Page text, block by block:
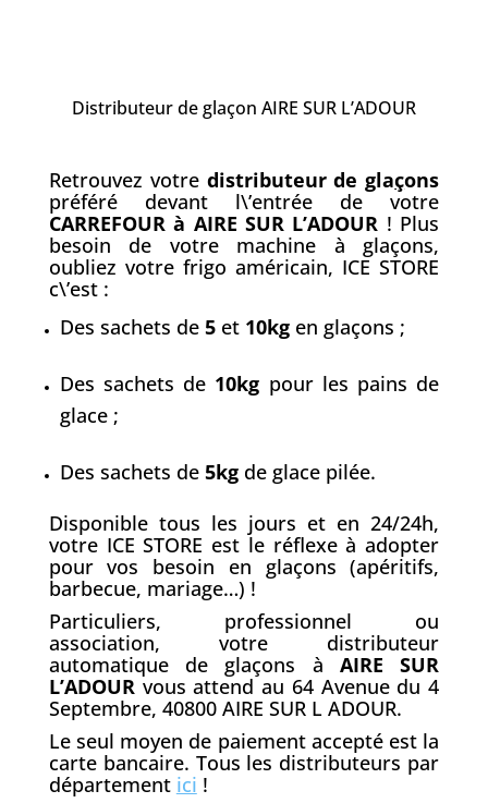
Distributeur de glaçon AIRE SUR L’ADOUR
Retrouvez votre distributeur de glaçons
préféré devant l\’entrée de votre
CARREFOUR à AIRE SUR L’ADOUR ! Plus
besoin de votre machine à glaçons,
oubliez votre frigo américain, ICE STORE
c\’est :
Des sachets de 5et 10kgen glaçons ;
Des sachets de 10kg pour les pains de
glace ;
Des sachets de 5kgde glace pilée.
Disponible tous les jours et en 24/24h,
votre ICE STORE est le réflexe à adopter
pour vos besoin en glaçons (apéritifs,
barbecue, mariage…) !
Particuliers, professionnel ou
association, votre distributeur
automatique de glaçons à AIRE SUR
L’ADOURvous attend au 64 Avenue du 4
Septembre, 40800 AIRE SUR L ADOUR.
Le seul moyen de paiement accepté est la
carte bancaire. Tous les distributeurs par
département ici !